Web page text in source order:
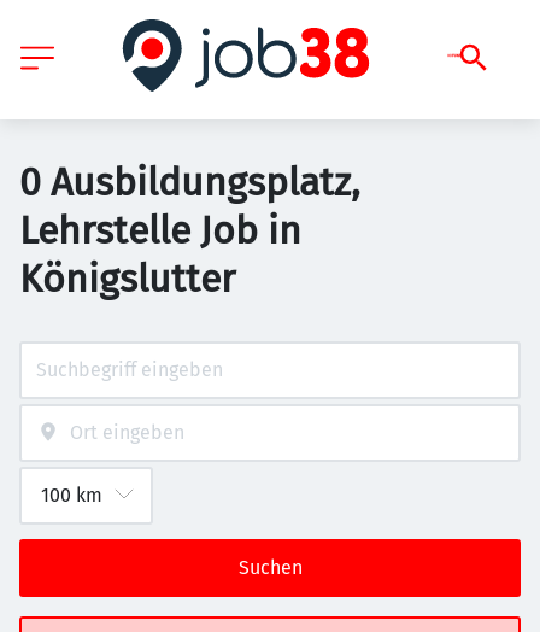
0 Ausbildungsplatz,
Lehrstelle Job in
Königslutter
Suchen